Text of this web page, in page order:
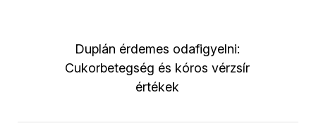
Duplán érdemes odafigyelni:
Cukorbetegség és kóros vérzsír
értékek